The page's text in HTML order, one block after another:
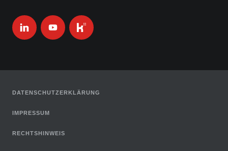
DATENSCHUTZERKLÄRUNG
IMPRESSUM
RECHTSHINWEIS